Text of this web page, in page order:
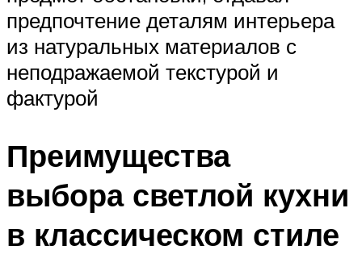
предпочтение деталям интерьера
из натуральных материалов с
неподражаемой текстурой и
фактурой
Преимущества
выбора светлой кухни
в классическом стиле